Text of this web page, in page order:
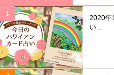
2020年
い...